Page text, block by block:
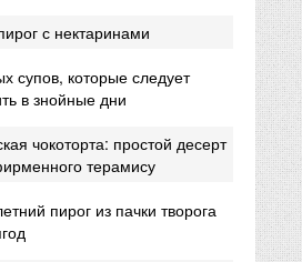
с нектаринами
супов, которые следует
в знойные дни
чокоторта: простой десерт
терамису
пирог из пачки творога